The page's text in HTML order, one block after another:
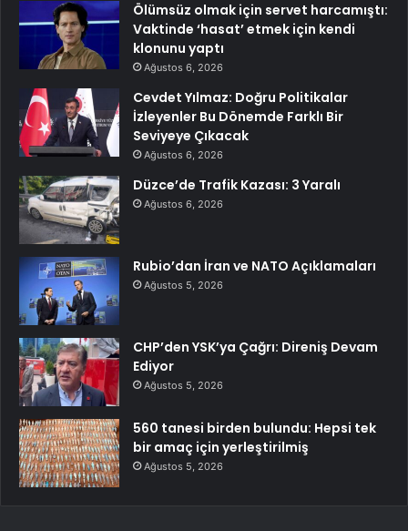
Ölümsüz olmak için servet harcamıştı:
Vaktinde ‘hasat’ etmek için kendi
klonunu yaptı
Ağustos 6, 2026
Cevdet Yılmaz: Doğru Politikalar
İzleyenler Bu Dönemde Farklı Bir
Seviyeye Çıkacak
Ağustos 6, 2026
Düzce’de Trafik Kazası: 3 Yaralı
Ağustos 6, 2026
Rubio’dan İran ve NATO Açıklamaları
Ağustos 5, 2026
CHP’den YSK’ya Çağrı: Direniş Devam
Ediyor
Ağustos 5, 2026
560 tanesi birden bulundu: Hepsi tek
bir amaç için yerleştirilmiş
Ağustos 5, 2026